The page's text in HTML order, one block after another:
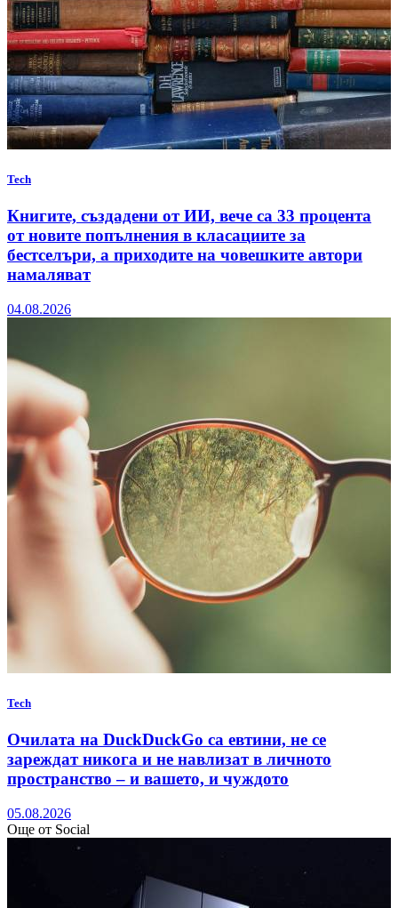
Tech
Книгите, създадени от ИИ, вече са 33 процента
от новите попълнения в класациите за
бестселъри, а приходите на човешките автори
намаляват
04.08.2026
Tech
Очилата на DuckDuckGo са евтини, не се
зареждат никога и не навлизат в личното
пространство – и вашето, и чуждото
05.08.2026
Още от Social